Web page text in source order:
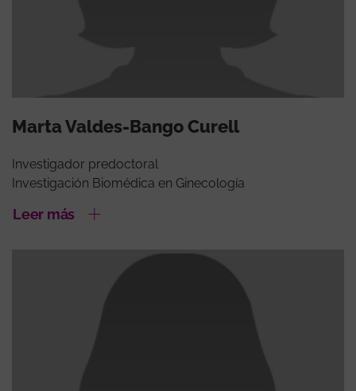
Marta Valdes-Bango Curell
Investigador predoctoral
Investigación Biomédica en Ginecología
Leer más